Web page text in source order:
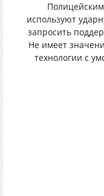
используют
запросить
Не имеет
технологии с